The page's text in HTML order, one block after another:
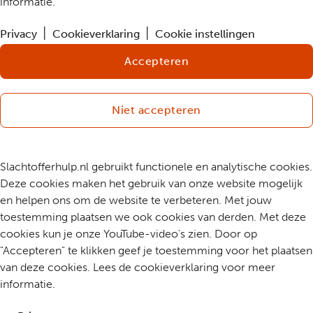
Privacy Cookieverklaring Cookie instellingen
Accepteren
Niet accepteren
Slachtofferhulp.nl gebruikt functionele en analytische cookies.
Deze cookies maken het gebruik van onze website mogelijk
en helpen ons om de website te verbeteren. Met jouw
toestemming plaatsen we ook cookies van derden. Met deze
cookies kun je onze YouTube-video's zien. Door op
"Accepteren" te klikken geef je toestemming voor het plaatsen
van deze cookies. Lees de cookieverklaring voor meer
informatie.